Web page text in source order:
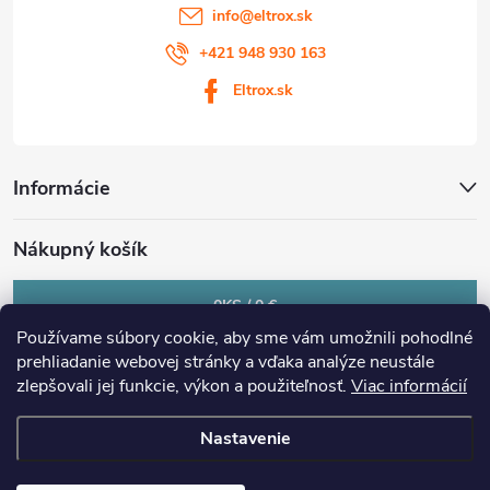
Používame súbory cookie, aby sme vám umožnili pohodlné
prehliadanie webovej stránky a vďaka analýze neustále
zlepšovali jej funkcie, výkon a použiteľnosť. Viac informácií
Nastavenie
info@eltrox.sk
+421 948 930 163
Eltrox.sk
Informácie
Nákupný košík
0KS /0 €